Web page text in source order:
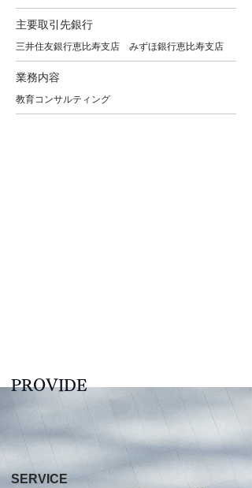
主要取引先銀行
三井住友銀行恵比寿支店 みずほ銀行恵比寿支店
業務内容
教育コンサルティング
SERVICE
PROVIDE